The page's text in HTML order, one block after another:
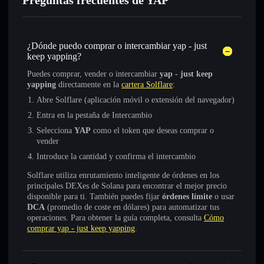
¿Dónde puedo comprar o intercambiar yap - just
keep yapping?
Puedes comprar, vender o intercambiar yap - just keep
yapping directamente en la cartera Solflare:
Abre Solflare (aplicación móvil o extensión del navegador)
Entra en la pestaña de Intercambio
Selecciona YAP como el token que deseas comprar o
vender
Introduce la cantidad y confirma el intercambio
Solflare utiliza enrutamiento inteligente de órdenes en los
principales DEXes de Solana para encontrar el mejor precio
disponible para ti. También puedes fijar órdenes límite o usar
DCA (promedio de coste en dólares) para automatizar tus
operaciones. Para obtener la guía completa, consulta Cómo
comprar yap - just keep yapping.